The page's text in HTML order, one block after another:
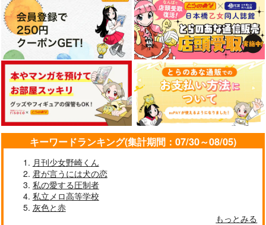
なんかもうあーあって感じ。2 特装
版
僕の愛しいよなさん
エンドロールは地獄まで 2 嘘つきなキスで今日もバイバイ
好きとおかえり
黄泉のツガイ
LIMITLESS(初回限定盤)/蒼井
翔太
キーワードランキング(集計期間：07/30～08/05)
月刊少女野崎くん
君が言うには犬の恋
私の愛する圧制者
私立メロ高等学校
灰色と赤
もっとみる